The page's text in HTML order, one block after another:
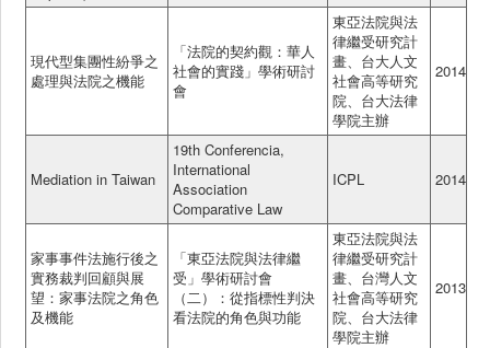
現代型集團性紛爭之
處理與法院之機能
「法院的契約觀：華人
社會的實踐」學術研討
會
東亞法院與法
律繼受研究計
畫、台大人文
社會高等研究
院、台大法律
學院主辦
2014
Mediation in Taiwan
19th Conferencia,
International
Association
Comparative Law
ICPL 2014
家事事件法施行後之
實務裁判回顧與展
望：家事法院之角色
及機能
「東亞法院與法律繼
受」學術研討會
（二）：從指標性判決
看法院的角色與功能
東亞法院與法
律繼受研究計
畫、台灣人文
社會高等研究
院、台大法律
學院主辦
2013